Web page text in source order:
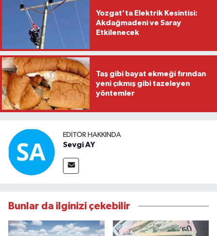
Yozgat’ta Elektrik Kesintisi:
Akdağmadeni ve Saray
Etkilenecek
Taş gibi bayat ekmeği fırından
yeni çıkmış gibi tazeleyen
yöntemler
EDITÖR HAKKINDA
Sevgi AY
Bunlar da ilginizi çekebilir